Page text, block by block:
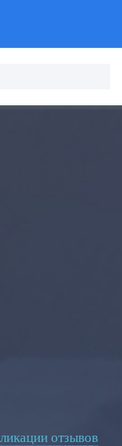
отзывов